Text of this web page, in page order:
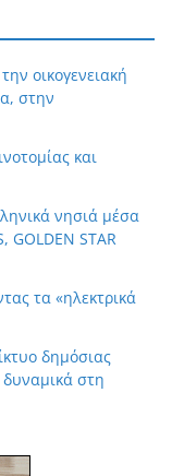
οικογενειακή
στην
και
νησιά μέσα
GOLDEN STAR
τα «ηλεκτρικά
δημόσιας
στη